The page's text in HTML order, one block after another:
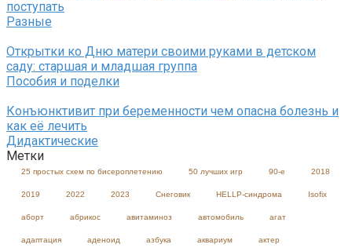
поступать
Разные
Открытки ко Дню матери своими руками в детском
саду: старшая и младшая группа
Пособия и поделки
Конъюнктивит при беременности чем опасна болезнь и
как её лечить
Дидактические
Метки
25 простых схем по бисероплетению 50 лучших игр 90-е 2018
2019 2022 2023 Cнеговик HELLP-синдрома Isofix
аборт абрикос авитаминоз автомобиль агат
адаптация аденоид азбука аквариум актер